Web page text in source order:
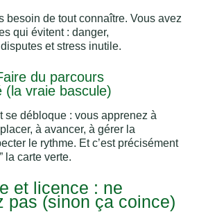
besoin de tout connaître. Vous avez
qui évitent : danger,
et stress inutile.
du parcours
(la vraie bascule)
se débloque : vous apprenez à
à avancer, à gérer la
le rythme. Et c’est précisément
la carte verte.
et licence : ne
pas (sinon ça coince)